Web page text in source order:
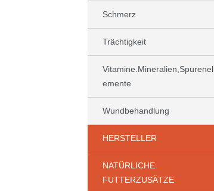
Schmerz
Trächtigkeit
Vitamine.Mineralien,Spurenel
emente
Wundbehandlung
HERSTELLER
NATÜRLICHE
FUTTERZUSÄTZE